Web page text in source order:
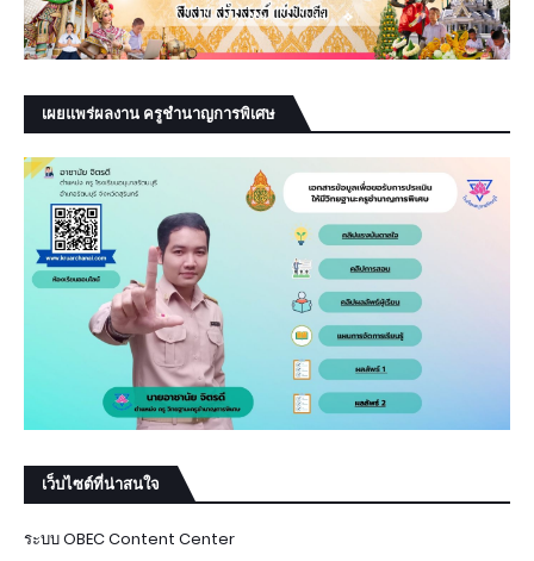
เผยแพร่ผลงาน ครูชำนาญการพิเศษ
เว็บไซต์ที่น่าสนใจ
ระบบ OBEC Content Center